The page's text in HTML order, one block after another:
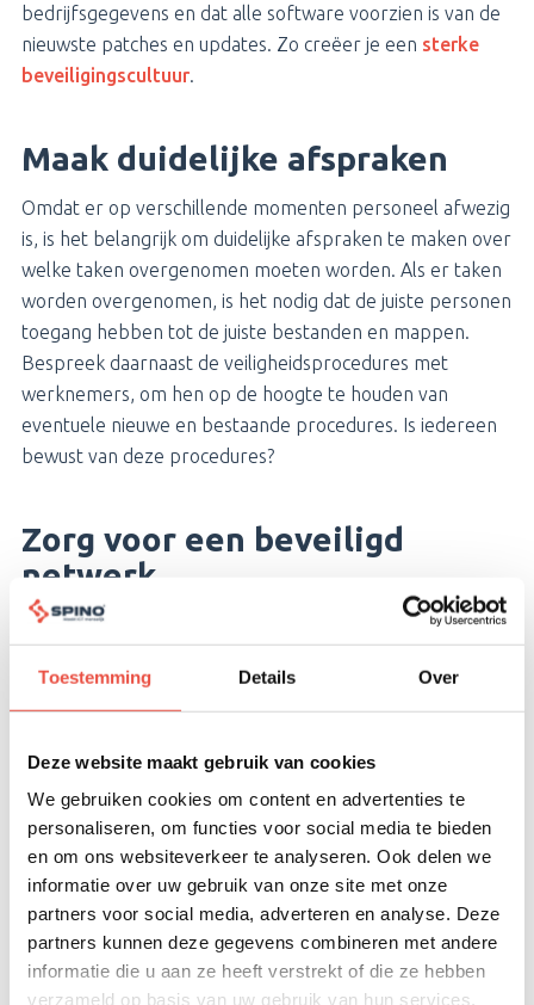
Toestemming Details Over
Deze website maakt gebruik van cookies
We gebruiken cookies om content en advertenties te
personaliseren, om functies voor social media te bieden
en om ons websiteverkeer te analyseren. Ook delen we
informatie over uw gebruik van onze site met onze
partners voor social media, adverteren en analyse. Deze
partners kunnen deze gegevens combineren met andere
informatie die u aan ze heeft verstrekt of die ze hebben
verzameld op basis van uw gebruik van hun services.
bedrijfsgegevens en dat alle software voorzien is van de
nieuwste patches en updates. Zo creëer je een sterke
beveiligingscultuur.
Maak duidelijke afspraken
Omdat er op verschillende momenten personeel afwezig
is, is het belangrijk om duidelijke afspraken te maken over
welke taken overgenomen moeten worden. Als er taken
worden overgenomen, is het nodig dat de juiste personen
toegang hebben tot de juiste bestanden en mappen.
Bespreek daarnaast de veiligheidsprocedures met
werknemers, om hen op de hoogte te houden van
eventuele nieuwe en bestaande procedures. Is iedereen
bewust van deze procedures?
Zorg voor een beveiligd
netwerk
Om te zorgen dat het netwerk niet wordt geschonden, is
Vermijd het downloaden of openen van e-mails op
openbare netwerken en gebruik een VPN om te
gewoon met 4G verbinding.
Vermijd openbare
oplaadpunten
Hackers kunnen openbareUSB oplaadpunten